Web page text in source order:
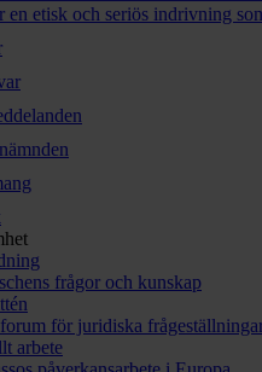
etisk och seriös indrivning
frågor och kunskap
för juridiska
arbete